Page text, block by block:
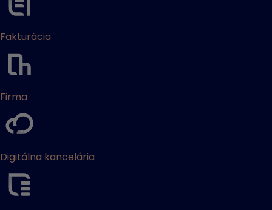
Fakturácia
Firma
Digitálna kancelária